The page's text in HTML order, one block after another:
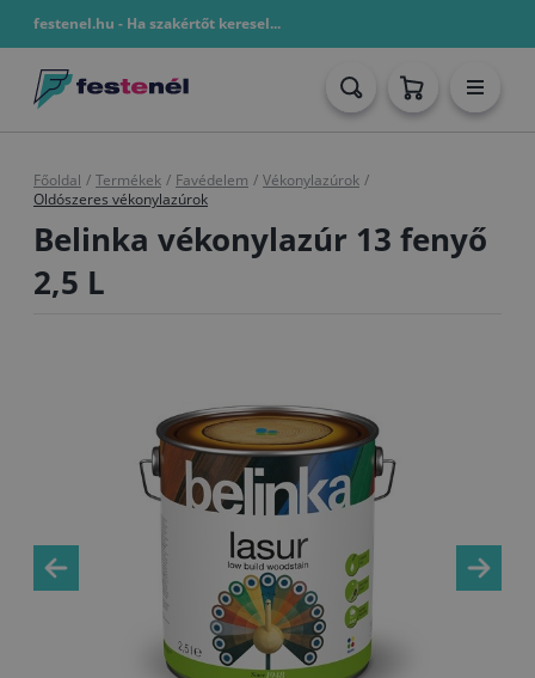
festenel.hu - Ha szakértőt keresel...
Főoldal / Termékek / Favédelem / Vékonylazúrok /
Oldószeres vékonylazúrok
Belinka vékonylazúr 13 fenyő
2,5 L